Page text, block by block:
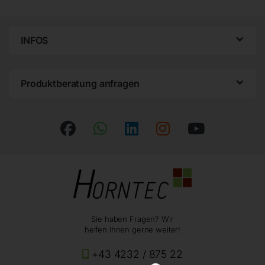
INFOS
Produktberatung anfragen
Sie haben Fragen? Wir
helfen Ihnen gerne weiter!
+43 4232 / 875 22